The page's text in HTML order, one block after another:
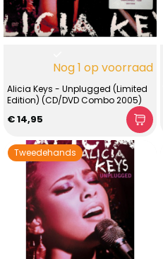
Nog 1 op voorraad
Alicia Keys - Unplugged (Limited
Edition) (CD/DVD Combo 2005)
€ 14,95
Tweedehands